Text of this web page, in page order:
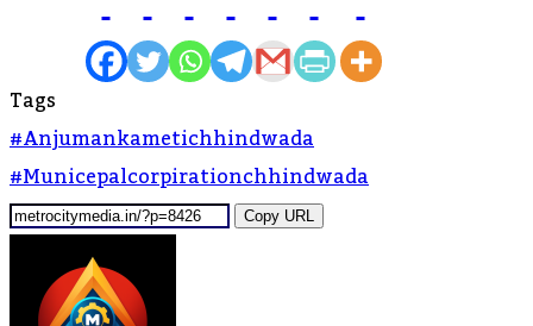
Tags
#anjumankametichhindwada
#municepalcorpirationchhindwada
Copy URL